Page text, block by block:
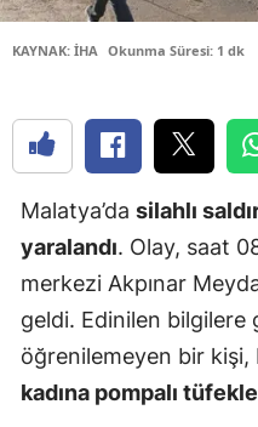
KAYNAK: İHA Okunma Süresi: 1 dk
Malatya’da silahlı
yaralandı. Olay, saat
merkezi Akpınar
geldi. Edinilen bilgilere
öğrenilemeyen bir
kadına pompalı